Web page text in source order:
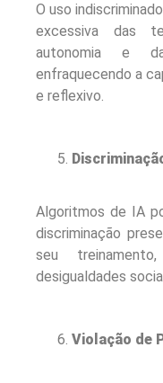
O uso
excessiva das
autonomia e
enfraquecendo a
e reflexivo.
Algoritmos de IA
discriminação
seu
desigualdades
Violação de